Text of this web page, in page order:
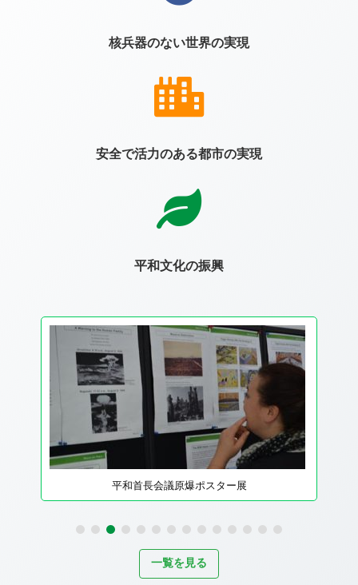
核兵器のない世界の実現
安全で活力のある都市の実現
平和文化の振興
被爆体験講話の聴講機会の提供
一覧を見る